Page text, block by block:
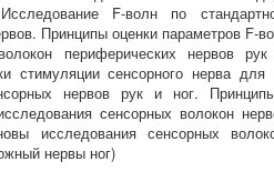
F-волн по
Принципы оценки параметров F-
периферических нервов
стимуляции сенсорного нерва для
нервов рук и ног.
сенсорных волокон
исследования сенсорных
нервы ног)